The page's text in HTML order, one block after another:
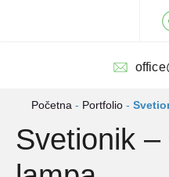
Početna - Portfolio -
Svetionik –